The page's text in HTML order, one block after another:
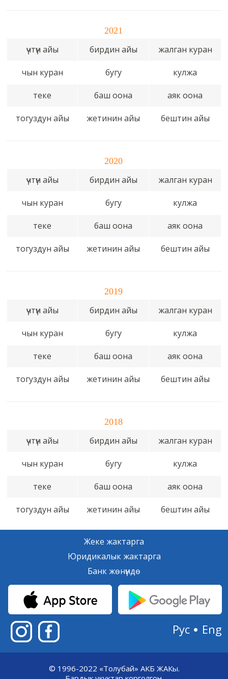
2021
үчтүн айы бирдин айы жалган куран
чын куран бугу кулжа
теке баш оона аяк оона
тогуздун айы жетинин айы бештин айы
2020
үчтүн айы бирдин айы жалган куран
чын куран бугу кулжа
теке баш оона аяк оона
тогуздун айы жетинин айы бештин айы
2019
үчтүн айы бирдин айы жалган куран
чын куран бугу кулжа
теке баш оона аяк оона
тогуздун айы жетинин айы бештин айы
2018
үчтүн айы бирдин айы жалган куран
чын куран бугу кулжа
теке баш оона аяк оона
тогуздун айы жетинин айы бештин айы
Жеке жактарга
Юридикалык жактарга
Банк жөнүндө
Eng
Рус
© 1996-2022 «Толубай» АКБ ЖАКы.